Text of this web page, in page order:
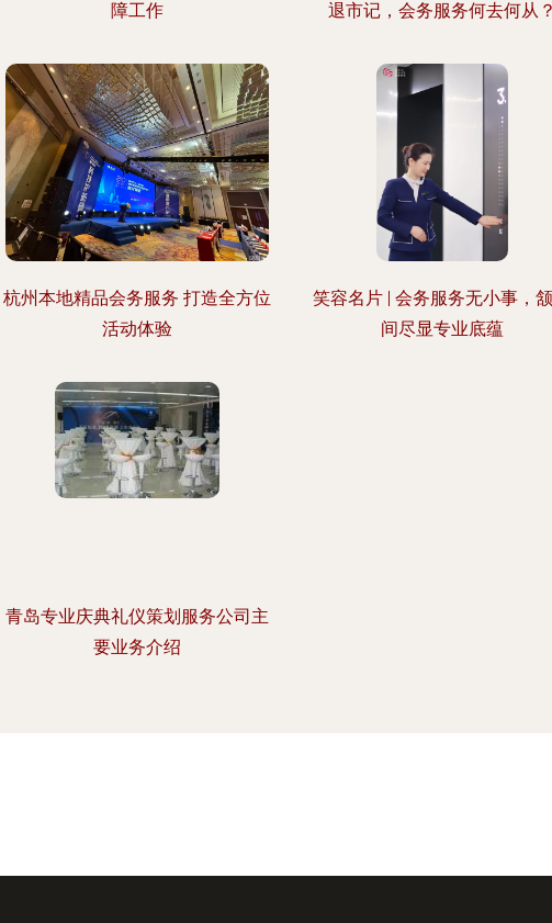
障工作
退市记，会务服务何去何从？
杭州本地精品会务服务 打造全方位
活动体验
笑容名片 | 会务服务无小事，
间尽显专业底蕴
青岛专业庆典礼仪策划服务公司主
要业务介绍